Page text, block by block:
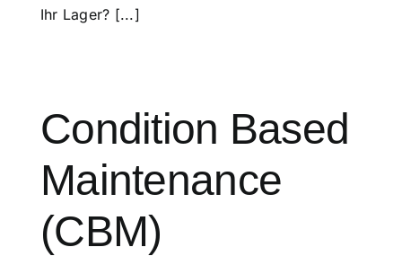
Ihr Lager? [...]
Condition Based
Maintenance
(CBM)